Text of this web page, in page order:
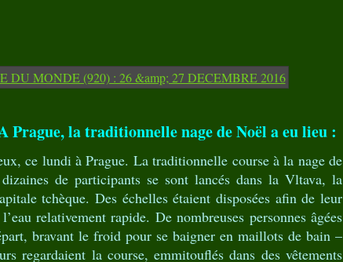
Prague, la traditionnelle nage de Noël a eu lieu :
ce lundi à Prague. La traditionnelle course à la nage de
de participants se sont lancés dans la Vltava, la
tchèque. Des échelles étaient disposées afin de leur
relativement rapide. De nombreuses personnes âgées
bravant le froid pour se baigner en maillots de bain –
regardaient la course, emmitouflés dans des vêtements